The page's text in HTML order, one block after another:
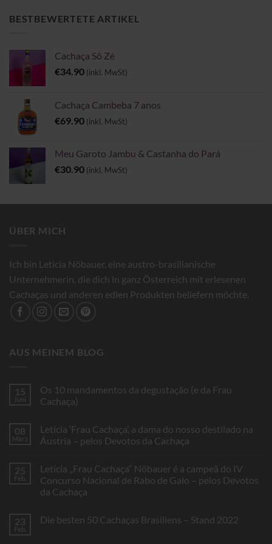
€6.00
BESTBEWERTETE ARTIKEL
Cachaça Sô Zé
€34.90 (inkl. MwSt)
Cachaça Cambeba 7 anos
€69.90 (inkl. MwSt)
Meu Garoto Jambu & Castanha do Pará
€30.90 (inkl. MwSt)
ÜBER MICH
Ich bin Leticia Nöbauer, eine austro-brasilianische
Unternehmerin, die dich in ganz Österreich mit erlesenen
Cachaças und anderen edlen Produkten beliefern möchte.
AUS MEINEM BLOG
15
Juni
Os 10 mandamentos da degustação (e da Frau
Cachaça)
zu
Os
10
degustação
(e
da
Frau
08
März
Letícia ‘Frau Cachaça’, a dama do nosso destilado na
Áustria – pelos Devotos da Cachaça
zu
Letícia
‘Frau
Cachaça’,
do
nosso
25
Feb.
Letícia „Frau Cachaça“ Nöbauer é a campeã do IV
Concurso Nacional de Rabo de Galo – pelos Devotos
da Cachaça
zu
23
Feb.
Die besten 50 Cachaças Brasiliens – Stand 2022